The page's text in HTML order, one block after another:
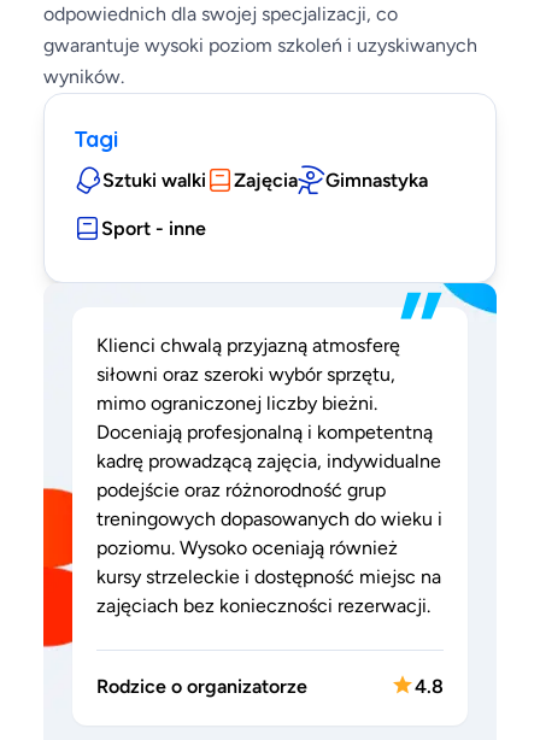
odpowiednich dla swojej specjalizacji, co
gwarantuje wysoki poziom szkoleń i uzyskiwanych
wyników.
Tagi
Sztuki walki Zajęcia Gimnastyka
Sport - inne
”
Klienci chwalą przyjazną atmosferę
siłowni oraz szeroki wybór sprzętu,
mimo ograniczonej liczby bieżni.
Doceniają profesjonalną i kompetentną
kadrę prowadzącą zajęcia, indywidualne
podejście oraz różnorodność grup
treningowych dopasowanych do wieku i
poziomu. Wysoko oceniają również
kursy strzeleckie i dostępność miejsc na
zajęciach bez konieczności rezerwacji.
Rodzice o organizatorze 4.8